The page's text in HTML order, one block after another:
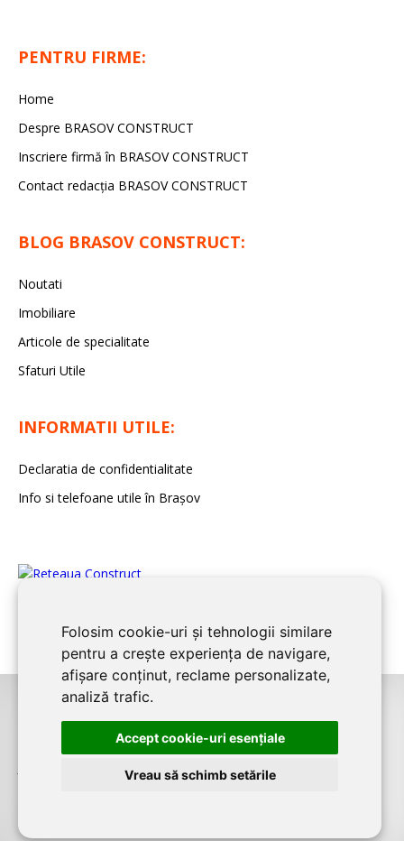
Folosim cookie-uri și tehnologii similare
pentru a crește experiența de navigare,
afișare conținut, reclame personalizate,
analiză trafic.
Accept cookie-uri esenţiale
Vreau să schimb setările
PENTRU FIRME:
Home
Despre BRASOV CONSTRUCT
Inscriere firmă în BRASOV CONSTRUCT
Contact redacţia BRASOV CONSTRUCT
BLOG BRASOV CONSTRUCT:
Noutati
Imobiliare
Articole de specialitate
Sfaturi Utile
INFORMATII UTILE:
Declaratia de confidentialitate
Info si telefoane utile în Braşov
©2008-2026BRASOV CONSTRUCTeste un serviciu de promovare online
pentru firme. Proiect digital dezvoltat deLIVE COMMUNICATIONS SRL
J12/4191/2006, RO19492087, Cap.Soc. 5000 LEI